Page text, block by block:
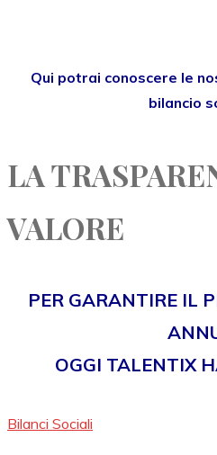
Qui potrai conoscere le
bilancio
LA
VALORE
PER GARANTIRE IL
OGGI TALENTIX
Bilanci Sociali